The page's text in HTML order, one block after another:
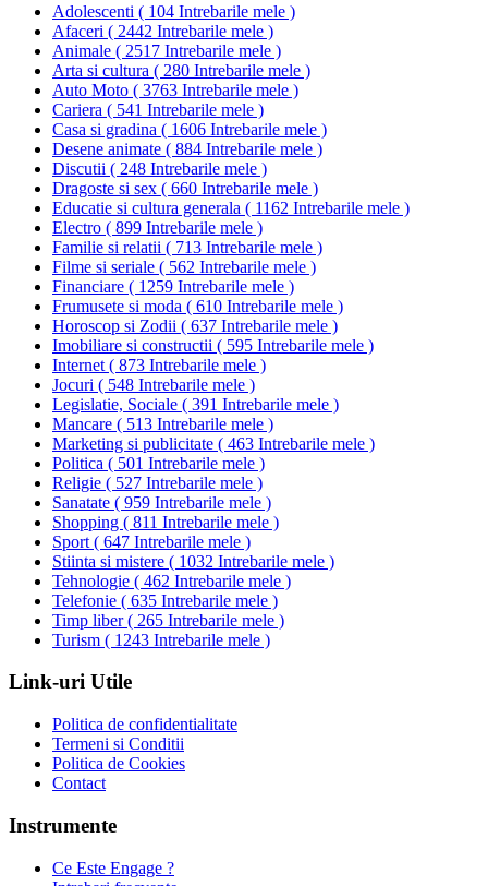
Adolescenti ( 104 Intrebarile mele )
Afaceri ( 2442 Intrebarile mele )
Animale ( 2517 Intrebarile mele )
Arta si cultura ( 280 Intrebarile mele )
Auto Moto ( 3763 Intrebarile mele )
Cariera ( 541 Intrebarile mele )
Casa si gradina ( 1606 Intrebarile mele )
Desene animate ( 884 Intrebarile mele )
Discutii ( 248 Intrebarile mele )
Dragoste si sex ( 660 Intrebarile mele )
Educatie si cultura generala ( 1162 Intrebarile mele )
Electro ( 899 Intrebarile mele )
Familie si relatii ( 713 Intrebarile mele )
Filme si seriale ( 562 Intrebarile mele )
Financiare ( 1259 Intrebarile mele )
Frumusete si moda ( 610 Intrebarile mele )
Horoscop si Zodii ( 637 Intrebarile mele )
Imobiliare si constructii ( 595 Intrebarile mele )
Internet ( 873 Intrebarile mele )
Jocuri ( 548 Intrebarile mele )
Legislatie, Sociale ( 391 Intrebarile mele )
Mancare ( 513 Intrebarile mele )
Marketing si publicitate ( 463 Intrebarile mele )
Politica ( 501 Intrebarile mele )
Religie ( 527 Intrebarile mele )
Sanatate ( 959 Intrebarile mele )
Shopping ( 811 Intrebarile mele )
Sport ( 647 Intrebarile mele )
Stiinta si mistere ( 1032 Intrebarile mele )
Tehnologie ( 462 Intrebarile mele )
Telefonie ( 635 Intrebarile mele )
Timp liber( 265 Intrebarile mele )
Turism ( 1243 Intrebarile mele )
Link-uri Utile
Politica de confidentialitate
Termeni si Conditii
Politica de Cookies
Contact
Instrumente
Ce Este Engage ?